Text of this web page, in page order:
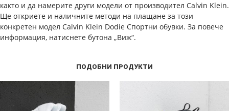
както и да намерите други модели от производител Calvin Klein.
Ще откриете и наличните методи на плащане за този
конкретен модел Calvin Klein Dodie Спортни обувки. За повече
информация, натиснете бутона „Виж“.
ПОДОБНИ ПРОДУКТИ